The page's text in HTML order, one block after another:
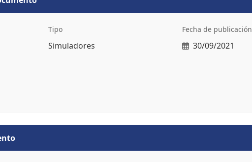
Tipo
Simuladores
Fecha de publicación
30/09/2021